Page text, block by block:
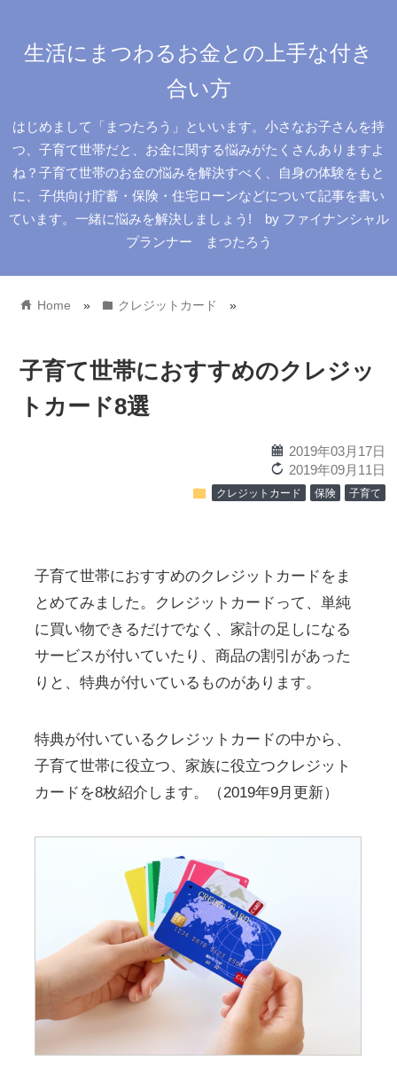
生活にまつわるお金との上手な付き
合い方
はじめまして「まつたろう」といいます。小さなお子さんを持
つ、子育て世帯だと、お金に関する悩みがたくさんありますよ
ね？子育て世帯のお金の悩みを解決すべく、自身の体験をもと
に、子供向け貯蓄・保険・住宅ローンなどについて記事を書い
ています。一緒に悩みを解決しましょう! by ファイナンシャル
プランナー まつたろう
home Home » folder クレジットカード »
子育て世帯におすすめのクレジッ
トカード8選
calendar 2019年03月17日
reload 2019年09月11日
folder クレジットカード 保険 子育て
子育て世帯におすすめのクレジットカードをま
とめてみました。クレジットカードって、単純
に買い物できるだけでなく、家計の足しになる
サービスが付いていたり、商品の割引があった
りと、特典が付いているものがあります。
特典が付いているクレジットカードの中から、
子育て世帯に役立つ、家族に役立つクレジット
カードを8枚紹介します。（2019年9月更新）